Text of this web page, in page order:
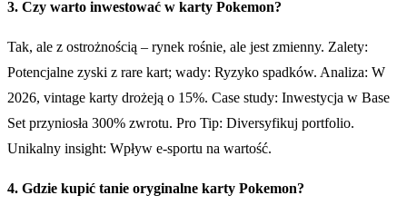
3. Czy warto inwestować w karty Pokemon?
Tak, ale z ostrożnością – rynek rośnie, ale jest zmienny. Zalety:
Potencjalne zyski z rare kart; wady: Ryzyko spadków. Analiza: W
2026, vintage karty drożeją o 15%. Case study: Inwestycja w Base
Set przyniosła 300% zwrotu. Pro Tip: Diversyfikuj portfolio.
Unikalny insight: Wpływ e-sportu na wartość.
4. Gdzie kupić tanie oryginalne karty Pokemon?